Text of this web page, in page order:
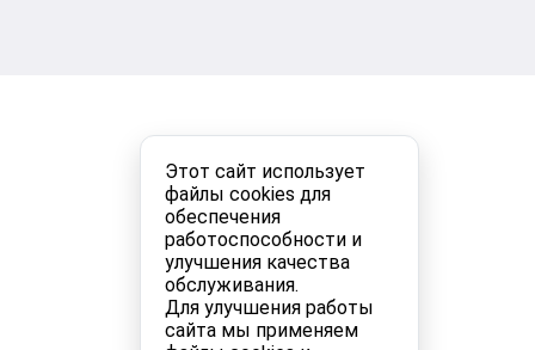
Этот сайт использует
файлы cookies для
обеспечения
работоспособности и
улучшения качества
обслуживания.
Для улучшения работы
сайта мы применяем